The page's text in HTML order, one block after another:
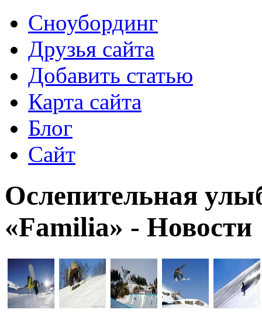
Сноубординг
Друзья сайта
Добавить статью
Карта сайта
Блог
Сайт
Ослепительная
«Familia» - Новости